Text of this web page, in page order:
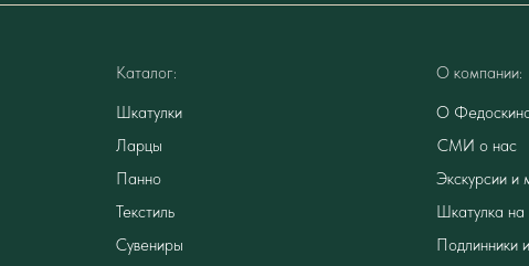
Каталог:
Шкатулки
Ларцы
Панно
Текстиль
Сувениры
О компании:
О
Экскурсии и
Подлинники
Шкатулка на
СМИ о нас